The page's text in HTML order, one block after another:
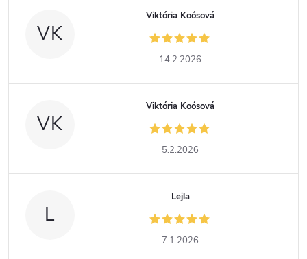
VK
Viktória Koósová
14.2.2026
VK
Viktória Koósová
5.2.2026
L
Lejla
7.1.2026